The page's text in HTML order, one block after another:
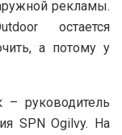
рекламы.
остается
а потому у
руководитель
SPN Ogilvy. На